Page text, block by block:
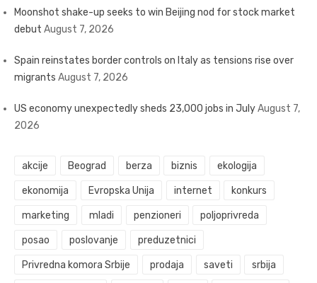
Moonshot shake-up seeks to win Beijing nod for stock market
debut August 7, 2026
Spain reinstates border controls on Italy as tensions rise over
migrants August 7, 2026
US economy unexpectedly sheds 23,000 jobs in JulyAugust 7,
2026
akcije Beograd berza biznis ekologija
ekonomija Evropska Unija internet konkurs
marketing mladi penzioneri poljoprivreda
posao poslovanje preduzetnici
Privredna komora Srbije prodaja saveti srbija